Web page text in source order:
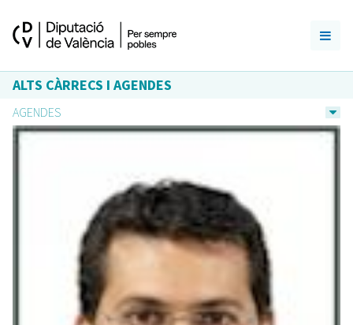
ALTS CÀRRECS I AGENDES
AGENDES